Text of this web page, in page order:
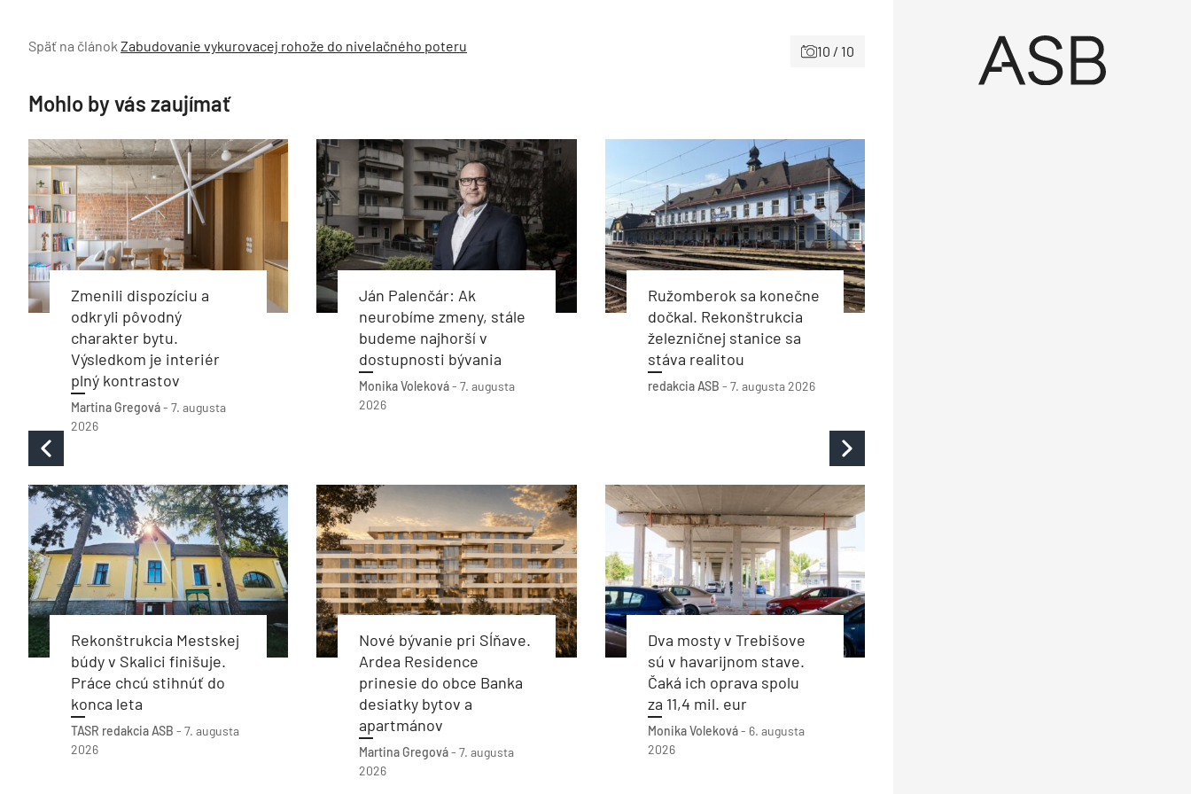
Späť na článok Zabudovanie vykurovacej rohože do nivelačného poteru 10 / 10
Mohlo by vás zaujímať
Zmenili dispozíciu a
odkryli pôvodný
charakter bytu.
Výsledkom je interiér
plný kontrastov
Martina Gregová- 7. augusta
2026
Ján Palenčár: Ak
neurobíme zmeny, stále
budeme najhorší v
dostupnosti bývania
Monika Voleková-7. augusta
2026
Ružomberok sa konečne
dočkal. Rekonštrukcia
železničnej stanice sa
stáva realitou
redakcia ASB - 7. augusta 2026
Rekonštrukcia Mestskej
búdy v Skalici finišuje.
Práce chcú stihnúť do
konca leta
TASR redakcia ASB - 7. augusta
2026
Nové bývanie pri Sĺňave.
Ardea Residence
prinesie do obce Banka
desiatky bytov a
apartmánov
Martina Gregová-7. augusta
2026
Dva mosty v Trebišove
sú v havarijnom stave.
Čaká ich oprava spolu
za 11,4 mil. eur
Monika Voleková- 6. augusta
2026